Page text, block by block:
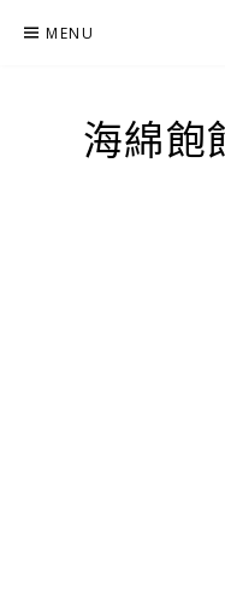
MENU
海綿飽